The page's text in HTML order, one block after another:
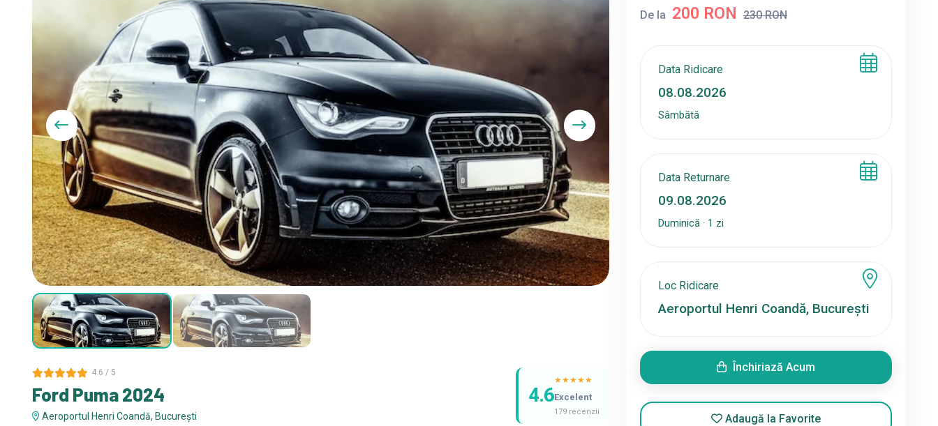
4.6 / 5
Ford Puma 2024
Aeroportul Henri Coandă, București
4.6
★★★★★
Excelent
179 recenzii
De la 200 RON 230 RON
Data Ridicare
Sâmbătă
Data Returnare
Duminică · 1 zi
Loc Ridicare
Închiriază Acum
Adaugă la Favorite